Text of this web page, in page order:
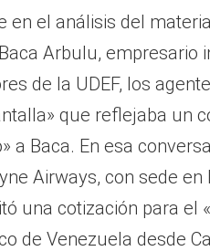
en el análisis del
Arbulu, empresario
de la UDEF, los
que reflejaba un
a Baca. En esa
Airways, con sede
una cotización para el
de Venezuela desde